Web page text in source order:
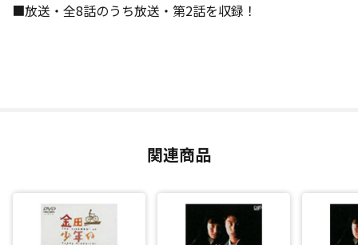
■放送・全8話のうち放送・第2話を収録！
関連商品